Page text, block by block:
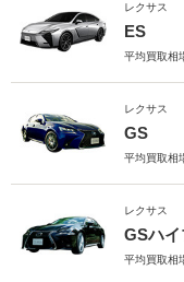
レクサス
ES
平均買取相
レクサス
GS
平均買取相
レクサス
GSハ
平均買取相